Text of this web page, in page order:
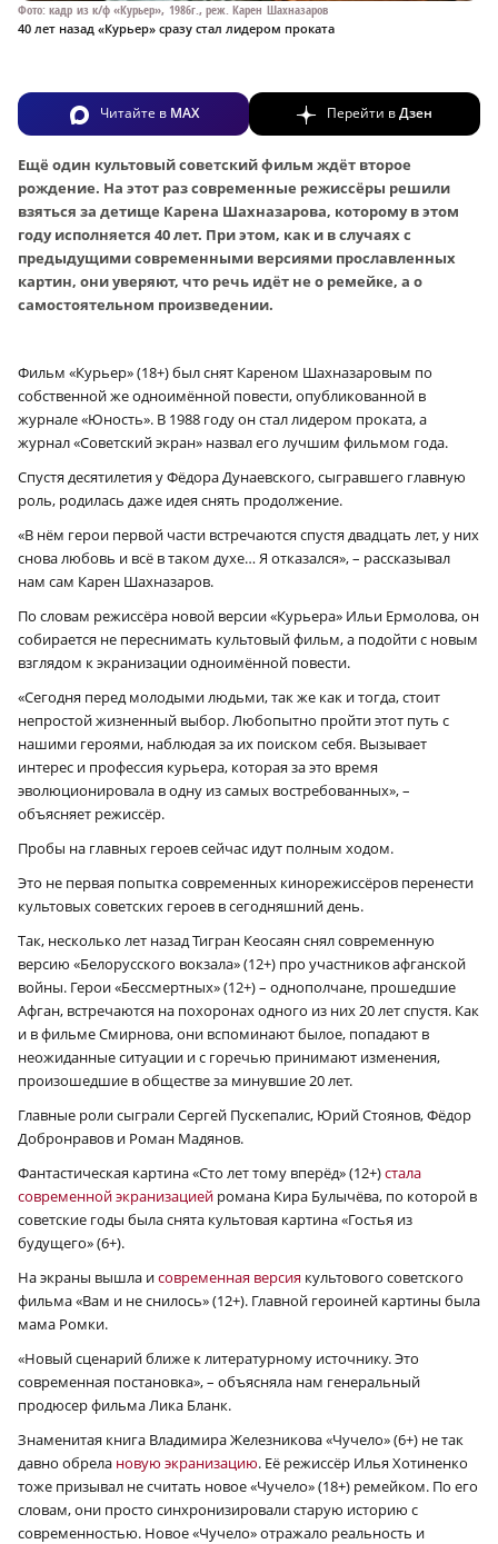
Фото: кадр из к/ф «Курьер», 1986г., реж. Карен Шахназаров
40 лет назад «Курьер» сразу стал лидером проката
Читайте в MAX Перейти вДзен
Ещё один культовый советский фильм ждёт второе
рождение. На этот раз современные режиссёры решили
взяться за детище Карена Шахназарова, которому в этом
году исполняется 40 лет. При этом, как и в случаях с
предыдущими современными версиями прославленных
картин, они уверяют, что речь идёт не о ремейке, а о
самостоятельном произведении.
Фильм «Курьер» (18+) был снят Кареном Шахназаровым по
собственной же одноимённой повести, опубликованной в
журнале «Юность». В 1988 году он стал лидером проката, а
журнал «Советский экран» назвал его лучшим фильмом года.
Спустя десятилетия у Фёдора Дунаевского, сыгравшего главную
роль, родилась даже идея снять продолжение.
«В нём герои первой части встречаются спустя двадцать лет, у них
снова любовь и всё в таком духе… Я отказался», – рассказывал
нам сам Карен Шахназаров.
По словам режиссёра новой версии «Курьера» Ильи Ермолова, он
собирается не переснимать культовый фильм, а подойти с новым
взглядом к экранизации одноимённой повести.
«Сегодня перед молодыми людьми, так же как и тогда, стоит
непростой жизненный выбор. Любопытно пройти этот путь с
нашими героями, наблюдая за их поиском себя. Вызывает
интерес и профессия курьера, которая за это время
эволюционировала в одну из самых востребованных», –
объясняет режиссёр.
Пробы на главных героев сейчас идут полным ходом.
Это не первая попытка современных кинорежиссёров перенести
культовых советских героев в сегодняшний день.
Так, несколько лет назад Тигран Кеосаян снял современную
версию «Белорусского вокзала» (12+) про участников афганской
войны. Герои «Бессмертных» (12+) – однополчане, прошедшие
Афган, встречаются на похоронах одного из них 20 лет спустя. Как
и в фильме Смирнова, они вспоминают былое, попадают в
неожиданные ситуации и с горечью принимают изменения,
произошедшие в обществе за минувшие 20 лет.
Главные роли сыграли Сергей Пускепалис, Юрий Стоянов, Фёдор
Добронравов и Роман Мадянов.
Фантастическая картина «Сто лет тому вперёд» (12+)стала
современной экранизацией романа Кира Булычёва, по которой в
советские годы была снята культовая картина «Гостья из
будущего» (6+).
На экраны вышла исовременная версия культового советского
фильма «Вам и не снилось» (12+). Главной героиней картины была
мама Ромки.
«Новый сценарий ближе к литературному источнику. Это
современная постановка», – объясняла нам генеральный
продюсер фильма Лика Бланк.
Знаменитая книга Владимира Железникова «Чучело» (6+) не так
давно обрела новую экранизацию. Её режиссёр Илья Хотиненко
тоже призывал не считать новое «Чучело» (18+) ремейком. По его
словам, они просто синхронизировали старую историю с
современностью. Новое «Чучело» отражало реальность и